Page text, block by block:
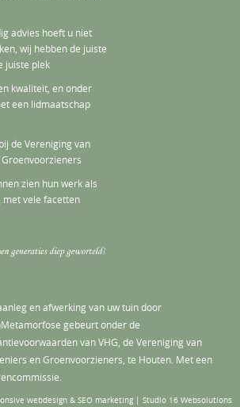
advies hoeft u niet
wij hebben de juiste
juiste plek
kwaliteit, en onder
een lidmaatschap
de Vereniging van
zien hun werk als
met vele facetten
en afwerking van uw tuin door
gebeurt onder de
van VHG, de Vereniging van
en Groenvoorzieners, te Houten. Met een
webdesign & SEO marketing | Studio 16 Websolutions